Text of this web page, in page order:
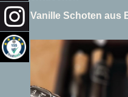
Vanille Schoten aus